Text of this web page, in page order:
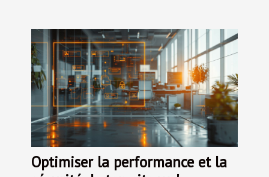
Optimiser la performance et la